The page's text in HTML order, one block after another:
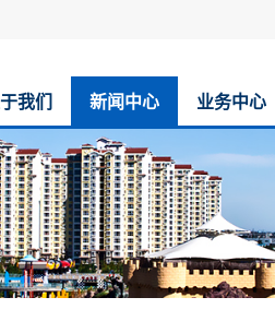
我们 新闻中心 业务中心